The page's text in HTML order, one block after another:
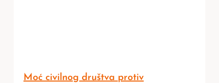
Moć civilnog društva protiv